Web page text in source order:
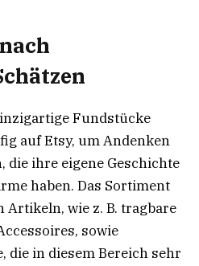
Fundstücke
auf Etsy, um Andenken
die ihre eigene Geschichte
haben. Das Sortiment
Artikeln, wie z. B. tragbare
sowie
die in diesem Bereich sehr